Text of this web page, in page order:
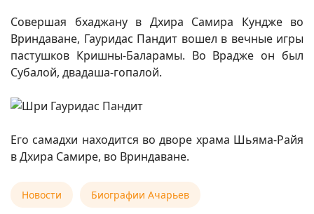
Совершая бхаджану в Дхира Самира Кундже во
Вриндаване, Гауридас Пандит вошел в вечные игры
пастушков Кришны-Баларамы. Во Врадже он был
Субалой, двадаша-гопалой.
Его самадхи находится во дворе храма Шьяма-Райя
в Дхира Самире, во Вриндаване.
Новости Биографии Ачарьев